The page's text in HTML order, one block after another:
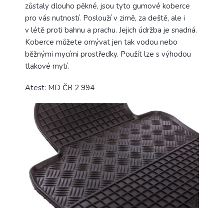
zůstaly dlouho pěkné, jsou tyto gumové koberce
pro vás nutností. Poslouží v zimě, za deště, ale i
v létě proti bahnu a prachu. Jejich údržba je snadná.
Koberce můžete omývat jen tak vodou nebo
běžnými mycími prostředky. Použít lze s výhodou
tlakové mytí.
Atest: MD ČR 2 994